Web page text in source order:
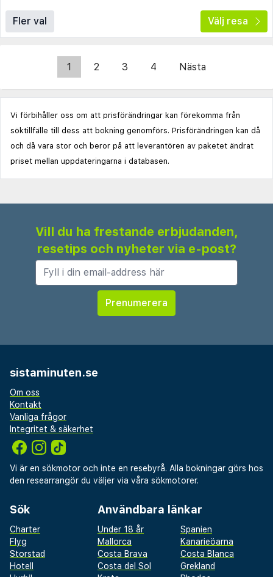
Fler val Välj resa
1 2 3 4 Nästa
Vi förbihåller oss om att prisförändringar kan förekomma från
söktillfälle till dess att bokning genomförs. Prisförändringen kan då
och då vara stor och beror på att leverantören av paketet ändrat
priset mellan uppdateringarna i databasen.
Vill du ha frestande erbjudanden,
resetips och nyheter via e-post?
sistaminuten.se
Om oss
Kontakt
Vanliga frågor
Integritet & säkerhet
Vi är en sökmotor och inte en resebyrå. Alla bokningar görs hos
den researrangör du väljer via våra sökmotorer.
Sök
Charter
Flyg
Storstad
Hotell
Användbara länkar
Under 18 år
Spanien
Mallorca
Kanarieöarna
Costa Brava
Costa Blanca
Costa del Sol
Grekland